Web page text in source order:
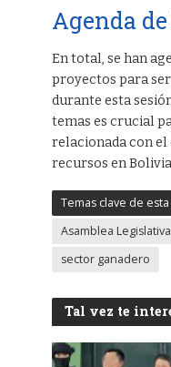
Agenda
En total, se han
proyectos para
durante esta
temas es crucial
relacionada con el
recursos en
Temas clave de
Asamblea Legislativa
sector ganadero
Tal vez te